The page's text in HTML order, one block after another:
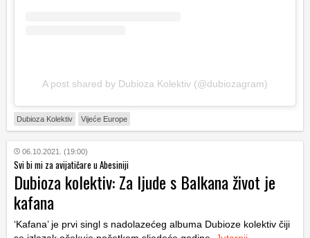
A post shared by Dubioza Kolektiv (@dubiozagram)
Dubioza Kolektiv Vijeće Europe
06.10.2021. (19:00)
Svi bi mi za avijatičare u Abesiniji
Dubioza kolektiv: Za ljude s Balkana život je
kafana
‘Kafana’ je prvi singl s nadolazećeg albuma Dubioze kolektiv čiji